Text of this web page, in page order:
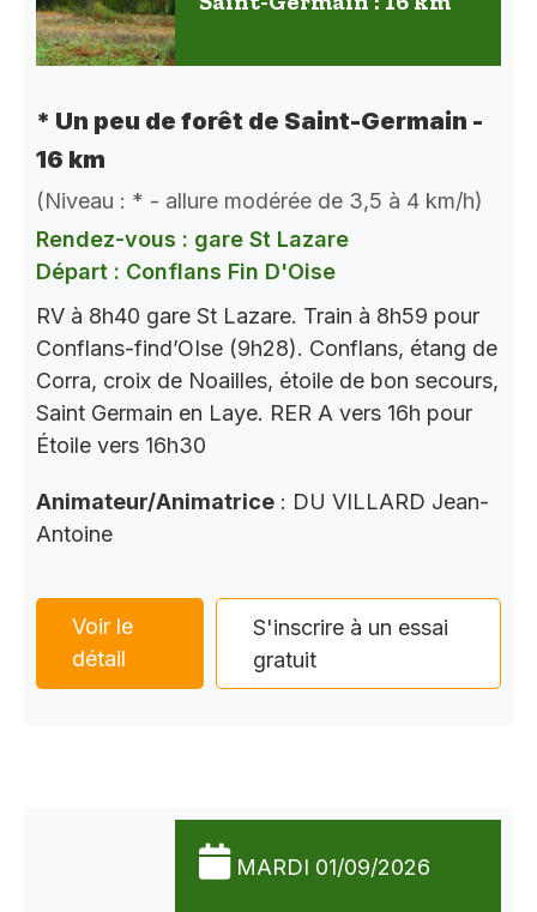
* Un peu de forêt de Saint-Germain -
16 km
(Niveau : * - allure modérée de 3,5 à 4 km/h)
Rendez-vous : gare St Lazare
Départ : Conflans Fin D'Oise
RV à 8h40 gare St Lazare. Train à 8h59 pour
Conflans-find’OIse (9h28). Conflans, étang de
Corra, croix de Noailles, étoile de bon secours,
Saint Germain en Laye. RER A vers 16h pour
Étoile vers 16h30
Animateur/Animatrice : DU VILLARD Jean-
Antoine
Voir le
détail
S'inscrire à un essai
gratuit
MARDI 01/09/2026